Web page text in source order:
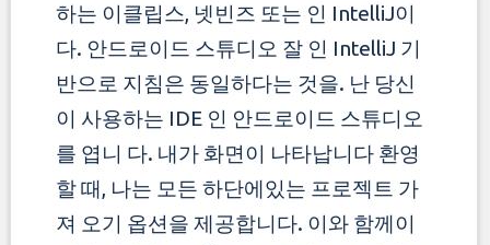
하는 이클립스, 넷빈즈 또는 인 IntelliJ이
다. 안드로이드 스튜디오 잘 인 IntelliJ 기
반으로 지침은 동일하다는 것을. 난 당신
이 사용하는 IDE 인 안드로이드 스튜디오
를 엽니 다. 내가 화면이 나타납니다 환영
할 때, 나는 모든 하단에있는 프로젝트 가
져 오기 옵션을 제공합니다. 이와 함께이